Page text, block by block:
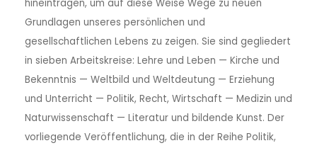
hineintragen, um auf diese Weise Wege zu neuen
Grundlagen unseres persönlichen und
gesellschaftlichen Lebens zu zeigen. Sie sind gegliedert
in sieben Arbeitskreise: Lehre und Leben — Kirche und
Bekenntnis — Weltbild und Weltdeutung — Erziehung
und Unterricht — Politik, Recht, Wirtschaft — Medizin und
Naturwissenschaft — Literatur und bildende Kunst. Der
vorliegende Veröffentlichung, die in der Reihe Politik,